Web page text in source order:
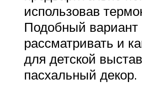
использовав
Подобный
рассматривать и
для детской
пасхальный декор.